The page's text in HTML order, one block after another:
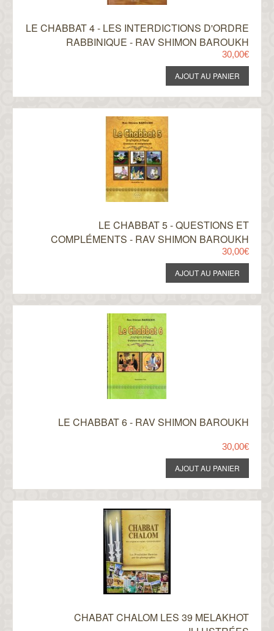
LE CHABBAT 4 - LES INTERDICTIONS D'ORDRE
RABBINIQUE - RAV SHIMON BAROUKH
30,00€
LE CHABBAT 5 - QUESTIONS ET
COMPLÉMENTS - RAV SHIMON BAROUKH
30,00€
LE CHABBAT 6 - RAV SHIMON BAROUKH
30,00€
CHABAT CHALOM LES 39 MELAKHOT